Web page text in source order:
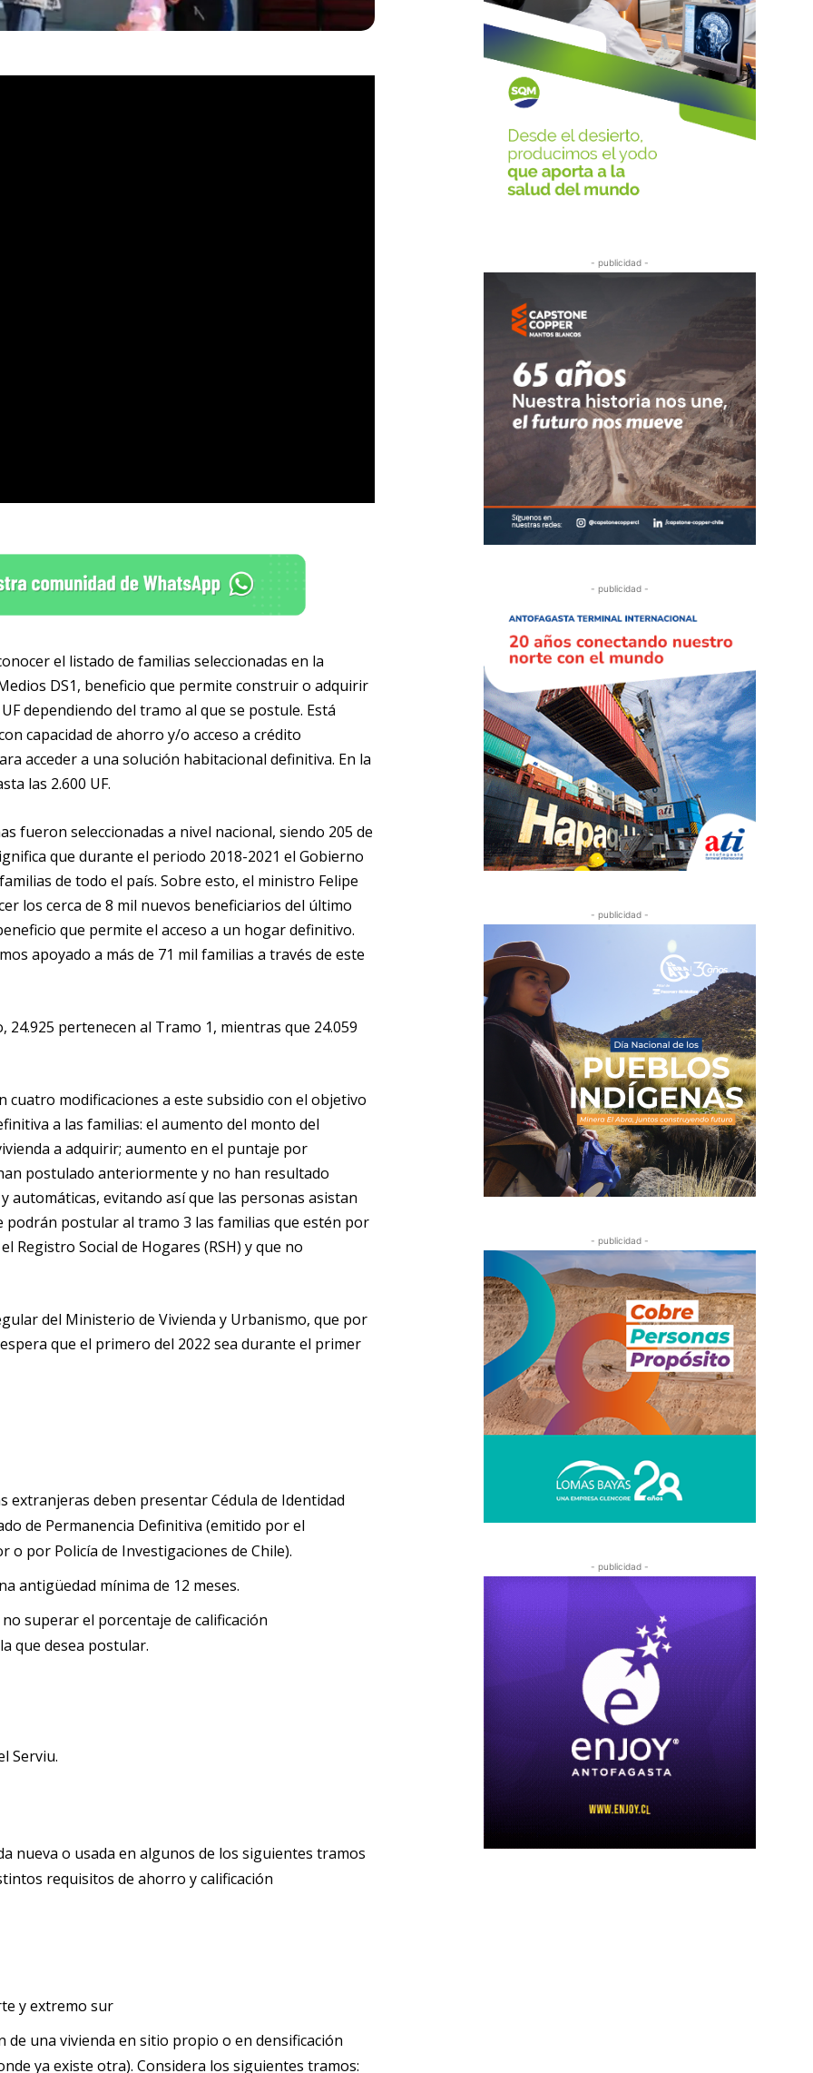
el listado de familias seleccionadas en la
DS1, beneficio que permite construir o adquirir
dependiendo del tramo al que se postule. Está
capacidad de ahorro y/o acceso a crédito
acceder a una solución habitacional definitiva. En la
las 2.600 UF.
fueron seleccionadas a nivel nacional, siendo 205 de
que durante el periodo 2018-2021 el Gobierno
de todo el país. Sobre esto, el ministro Felipe
los cerca de 8 mil nuevos beneficiarios del último
que permite el acceso a un hogar definitivo.
apoyado a más de 71 mil familias a través de este
pertenecen al Tramo 1, mientras que 24.059
modificaciones a este subsidio con el objetivo
a las familias: el aumento del monto del
a adquirir; aumento en el puntaje por
postulado anteriormente y no han resultado
automáticas, evitando así que las personas asistan
podrán postular al tramo 3 las familias que estén por
Registro Social de Hogares (RSH) y que no
del Ministerio de Vivienda y Urbanismo, que por
que el primero del 2022 sea durante el primer
extranjeras deben presentar Cédula de Identidad
de Permanencia Definitiva (emitido por el
por Policía de Investigaciones de Chile).
antigüedad mínima de 12 meses.
superar el porcentaje de calificación
que desea postular.
Serviu.
nueva o usada en algunos de los siguientes tramos
requisitos de ahorro y calificación
y extremo sur
de una vivienda en sitio propio o en densificación
ya existe otra). Considera los siguientes tramos:
- publicidad -
- publicidad -
- publicidad -
- publicidad -
- publicidad -